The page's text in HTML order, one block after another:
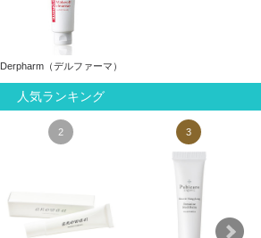
Derpharm（デルファーマ）
人気ランキング
2 3